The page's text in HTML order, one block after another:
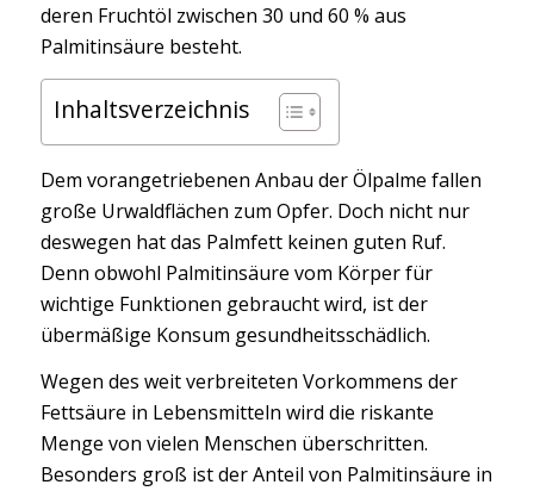
deren Fruchtöl zwischen 30 und 60 % aus
Palmitinsäure besteht.
Inhaltsverzeichnis
Dem vorangetriebenen Anbau der Ölpalme fallen
große Urwaldflächen zum Opfer. Doch nicht nur
deswegen hat das Palmfett keinen guten Ruf.
Denn obwohl Palmitinsäure vom Körper für
wichtige Funktionen gebraucht wird, ist der
übermäßige Konsum gesundheitsschädlich.
Wegen des weit verbreiteten Vorkommens der
Fettsäure in Lebensmitteln wird die riskante
Menge von vielen Menschen überschritten.
Besonders groß ist der Anteil von Palmitinsäure in